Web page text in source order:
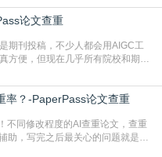
开的文本数据，生成内容本质是基
创作。生成过程中，很容易复用已
论文查重
期刊投稿，不少人都会用AIGC工
方便，但现在几乎所有院校和期刊
找到靠谱的降AIGC检测率的网
术原创性的智能伙伴AIGC生成内
率？-PaperPass论文查重
不同修改程度的AI查重论文，查重
助，写完之后最关心的问题就是ai